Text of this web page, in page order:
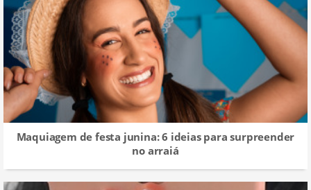
Maquiagem de festa junina: 6 ideias para surpreender
no arraiá